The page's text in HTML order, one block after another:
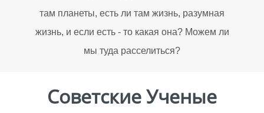
там планеты, есть ли там жизнь, разумная
жизнь, и если есть - то какая она? Можем ли
мы туда расселиться?
Советские Ученые